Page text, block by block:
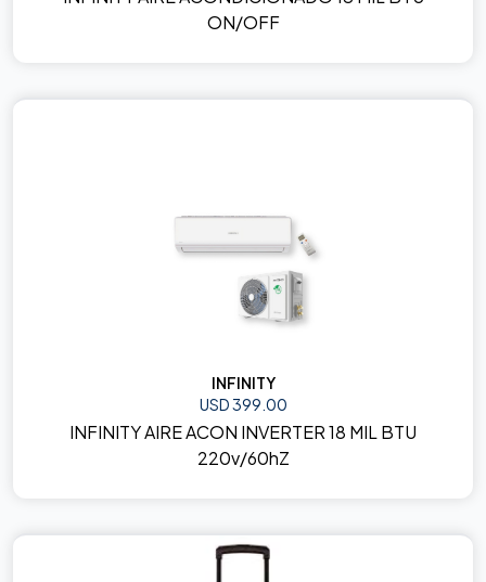
ON/OFF
INFINITY
USD 399.00
INFINITY AIRE ACON INVERTER 18 MIL BTU
220v/60hZ